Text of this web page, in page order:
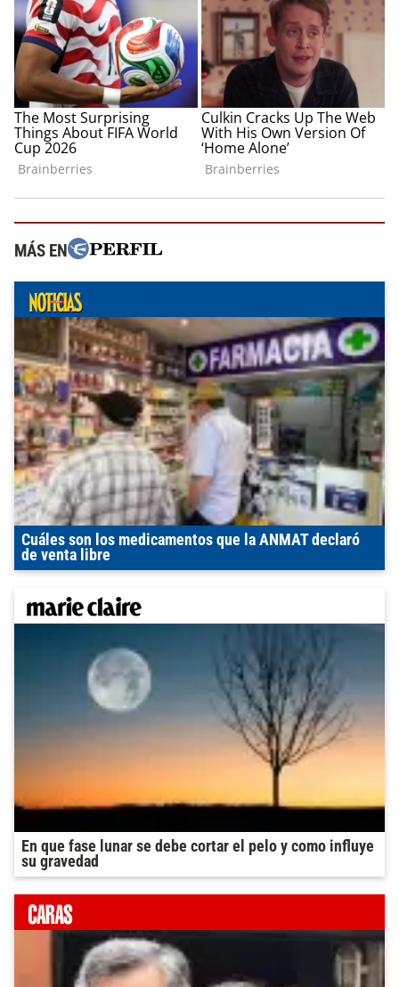
MÁS EN
Cuáles son los medicamentos que la ANMAT declaró
de venta libre
En que fase lunar se debe cortar el pelo y como influye
su gravedad